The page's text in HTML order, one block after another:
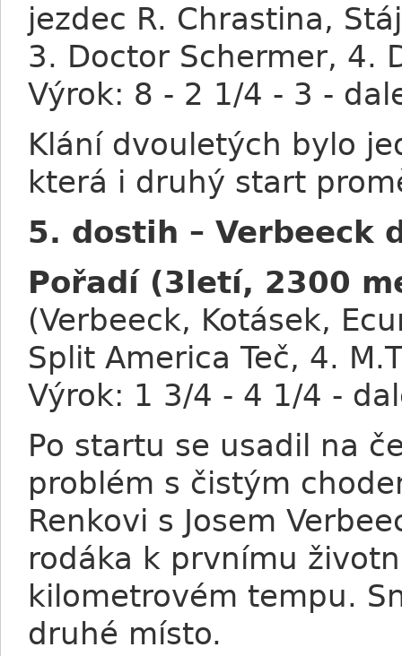
jezdec R. Chrastina,
3. Doctor Schermer, 4.
Výrok: 8 - 2 1/4 - 3 -
Klání dvouletých bylo
která i druhý start
5. dostih – Verbeeck
Pořadí (3letí, 2300
(Verbeeck, Kotásek,
Split America Teč, 4.
Výrok: 1 3/4 - 4 1/4 -
Po startu se usadil na
problém s čistým
Renkovi s Josem
rodáka k prvnímu
kilometrovém tempu.
druhé místo.